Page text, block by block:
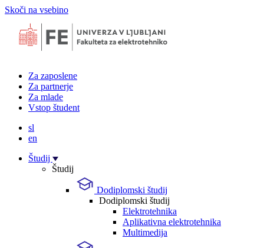
Skoči na vsebino
Za zaposlene
Za partnerje
Za mlade
Vstop študent
sl
en
Študij
Študij
Dodiplomski študij
Dodiplomski študij
Elektrotehnika
Aplikativna elektrotehnika
Multimedija